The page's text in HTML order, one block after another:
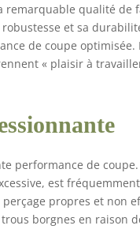
remarquable qualité
et sa
de coupe
« plaisir à
performance de
est
propres et non
borgnes en raison